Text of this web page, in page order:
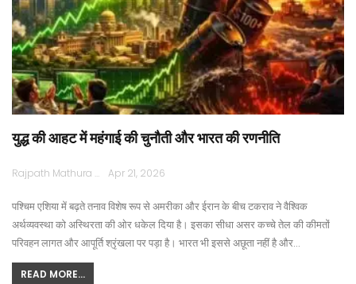
युद्ध की आहट में महंगाई की चुनौती और भारत की रणनीति
Rajpath Mathura Apr 21, 2026
पश्चिम एशिया में बढ़ते तनाव विशेष रूप से अमरीका और ईरान के बीच टकराव ने वैश्विक
अर्थव्यवस्था को अस्थिरता की ओर धकेल दिया है। इसका सीधा असर कच्चे तेल की कीमतों
परिवहन लागत और आपूर्ति श्रृंखला पर पड़ा है। भारत भी इससे अछूता नहीं है और…
READ MORE...